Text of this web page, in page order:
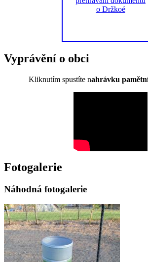
Vyprávění o obci
Kliknutím spustíte nahrávku
Fotogalerie
Náhodná fotogalerie